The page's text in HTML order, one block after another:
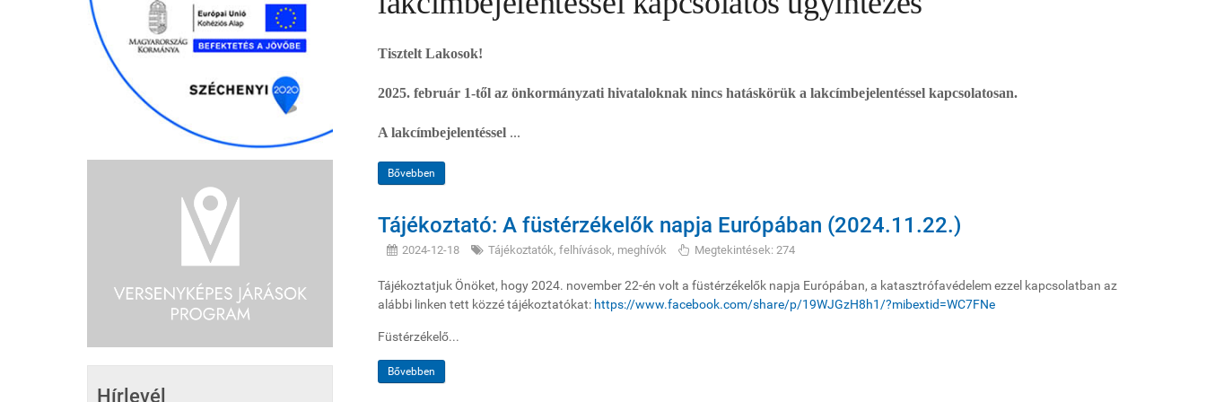
Hírlevél
Tisztelt Lakosok!
2025. február 1-től az önkormányzati hivataloknak nincs hatáskörük a lakcímbejelentéssel kapcsolatosan.
A lakcímbejelentéssel ...
Bővebben
Tájékoztató: A füstérzékelők napja Európában (2024.11.22.)
2024-12-18 Tájékoztatók, felhívások, meghívók Megtekintések: 274
Tájékoztatjuk Önöket, hogy 2024. november 22-én volt a füstérzékelők napja Európában, a katasztrófavédelem ezzel kapcsolatban az
alábbi linken tett közzé tájékoztatókat: https://www.facebook.com/share/p/19WJGzH8h1/?mibextid=WC7FNe
Füstérzékelő...
Bővebben